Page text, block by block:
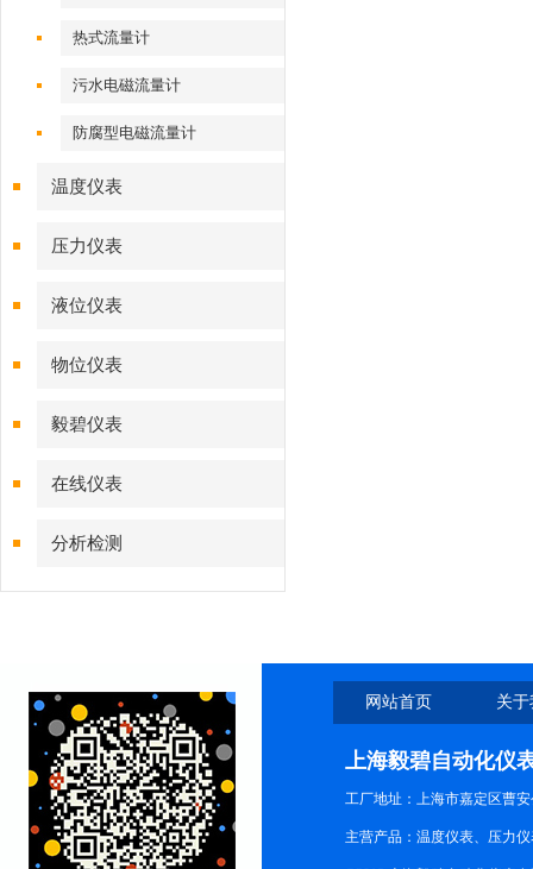
热式流量计
污水电磁流量计
防腐型电磁流量计
温度仪表
压力仪表
液位仪表
物位仪表
毅碧仪表
在线仪表
分析检测
网站首页 关
上海毅碧自动化仪
工厂地址：上海市嘉定区曹安
主营产品：温度仪表、压力